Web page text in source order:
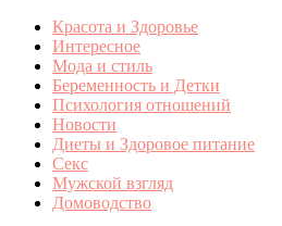
Красота и Здоровье
Интересное
Мода и стиль
Беременность и Детки
Психология отношений
Новости
Диеты и Здоровое питание
Секс
Мужской взгляд
Домоводство